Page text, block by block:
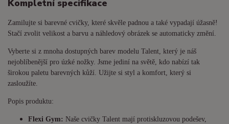
Kompletní specifikace
Zamilujte si barevné cvičky, které skvěle padnou a také vypadají úžasně!
Stačí zvolit velikost a barvu a náhledový obrázek se automaticky změní.
Vyberte si z mnoha dostupných barev modelu Talent, který je náš
nejoblíbenější pro úzké nožky. Jsme jediní na světě, kdo nabízí tak
širokou paletu barevných kůží. Užijte si styl a komfort, který si
zasloužíte.
Popis produktu:
Flexi Gym: Naše cvičky Talent mají protiskluzovou podešev,